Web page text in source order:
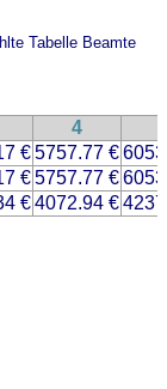
Tabelle Beamte
4
€5757.77 €
€5757.77 €
€4072.94 €